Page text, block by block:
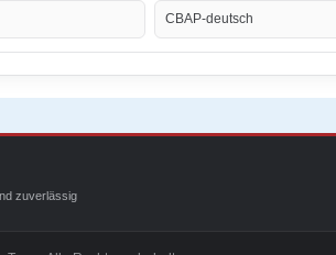
CBAP-deutsch
zuverlässig